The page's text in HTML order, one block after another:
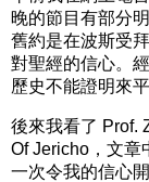
晚的節目有部分
舊約是在波斯受
對聖經的信心。
歷史不能證明來
後來我看了 Prof.
Of Jericho，文章
一次令我的信心